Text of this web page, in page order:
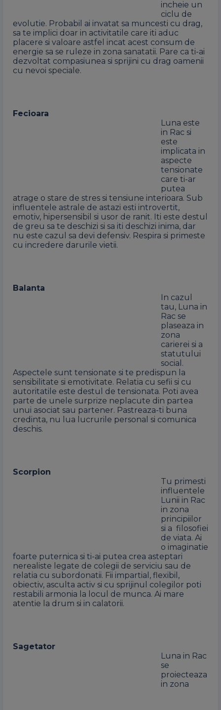
incheie un
ciclu de
evolutie. Probabil ai invatat sa muncesti cu drag,
sa te implici doar in activitatile care iti aduc
placere si valoare astfel incat acest consum de
energie sa se ruleze in zona sanatatii. Pare ca ti-ai
dezvoltat compasiunea si sprijini cu drag oamenii
cu nevoi speciale.
Fecioara
Luna este
in Rac si
este
implicata in
aspecte
tensionate
care ti-ar
putea
atrage o stare de stres si tensiune interioara. Sub
influentele astrale de astazi esti introvertit,
emotiv, hipersensibil si usor de ranit. Iti este destul
de greu sa te deschizi si sa iti deschizi inima, dar
nu este cazul sa devi defensiv. Respira si primeste
cu incredere darurile vietii.
Balanta
In cazul
tau, Luna in
Rac se
plaseaza in
zona
carierei si a
statutului
social.
Aspectele sunt tensionate si te predispun la
sensibilitate si emotivitate. Relatia cu sefii si cu
autoritatile este destul de tensionata. Poti avea
parte de unele surprize neplacute din partea
unui asociat sau partener. Pastreaza-ti buna
credinta, nu lua lucrurile personal si comunica
deschis.
Scorpion
Tu primesti
influentele
Lunii in Rac
in zona
principiilor
si a filosofiei
de viata. Ai
o imaginatie
foarte puternica si ti-ai putea crea asteptari
nerealiste legate de colegii de serviciu sau de
relatia cu subordonatii. Fii impartial, flexibil,
obiectiv, asculta activ si cu sprijinul colegilor poti
restabili armonia la locul de munca. Ai mare
atentie la drum si in calatorii.
Sagetator
Luna in Rac
se
proiecteaza
in zona